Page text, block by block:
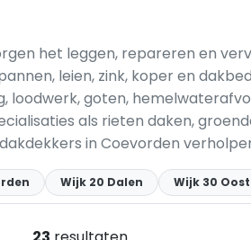
het leggen, repareren en
leien, zink, koper en
loodwerk, goten,
als rieten daken,
in Coevorden
Wijk 20 Dalen Wijk 30